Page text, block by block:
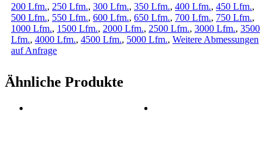
200 Lfm., 250 Lfm., 300 Lfm., 350 Lfm., 400 Lfm., 450 Lfm.,
500 Lfm., 550 Lfm., 600 Lfm., 650 Lfm., 700 Lfm., 750 Lfm.,
1000 Lfm., 1500 Lfm., 2000 Lfm., 2500 Lfm., 3000 Lfm., 3500
Lfm., 4000 Lfm., 4500 Lfm., 5000 Lfm., Weitere Abmessungen
auf Anfrage
Ähnliche Produkte